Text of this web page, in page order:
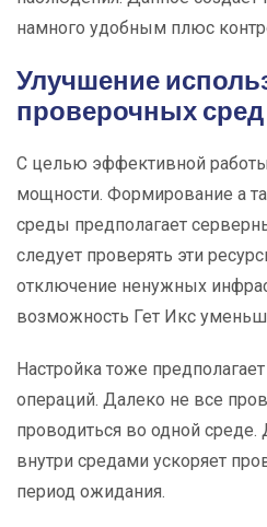
намного удобным плюс
Улучшение
проверочных сред
С целью эффективной
мощности. Формирование а
среды предполагает
следует проверять эти
отключение ненужных
возможность Гет Икс
Настройка тоже
операций. Далеко не все
проводиться во одной
внутри средами ускоряет
период ожидания.